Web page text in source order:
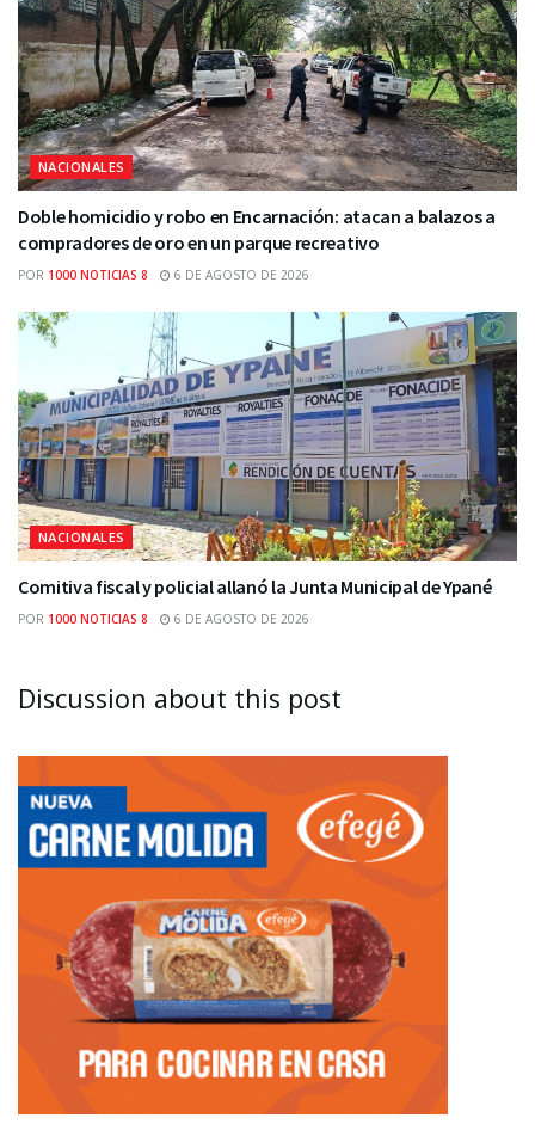
NACIONALES
Doble homicidio y robo en Encarnación: atacan a balazos a
compradores de oro en un parque recreativo
POR 1000 NOTICIAS 8 6 DE AGOSTO DE 2026
NACIONALES
Comitiva fiscal y policial allanó la Junta Municipal de Ypané
POR 1000 NOTICIAS 8 6 DE AGOSTO DE 2026
Discussion about this post